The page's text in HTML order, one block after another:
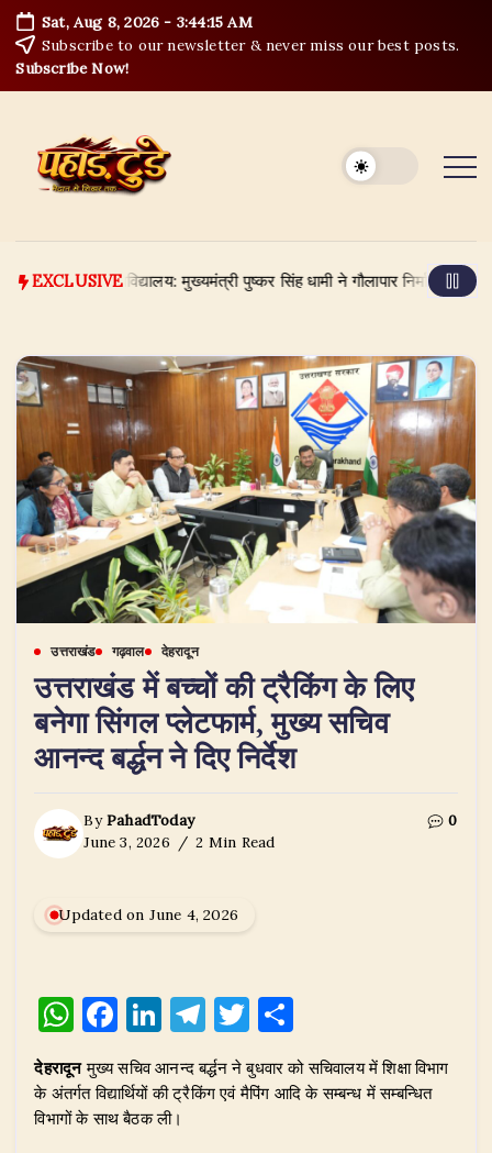
Skip
to
content
Sat, Aug 8, 2026 - 3:44:15 AM
Subscribe to our newsletter & never miss our best posts.
Subscribe Now!
EXCLUSIVE
विश्वविद्यालय: मुख्यमंत्री पुष्कर सिंह धामी ने गौलापार निर्माण कार्यों की
उत्तराखंड गढ़वाल देहरादून
उत्तराखंड में बच्चों की ट्रैकिंग के लिए
बनेगा सिंगल प्लेटफार्म, मुख्य सचिव
आनन्द बर्द्धन ने दिए निर्देश
ByPahadToday
June 3, 2026
2 Min Read
0
Updated on June 4, 2026
W
at
s
F
a
c
e
Li
k
e
T
el
e
T
it
h
ar
देहरादूनमुख्य सचिव आनन्द बर्द्धन ने बुधवार को सचिवालय में शिक्षा विभाग
के अंतर्गत विद्यार्थियों की ट्रैकिंग एवं मैपिंग आदि के सम्बन्ध में सम्बन्धित
विभागों के साथ बैठक ली।